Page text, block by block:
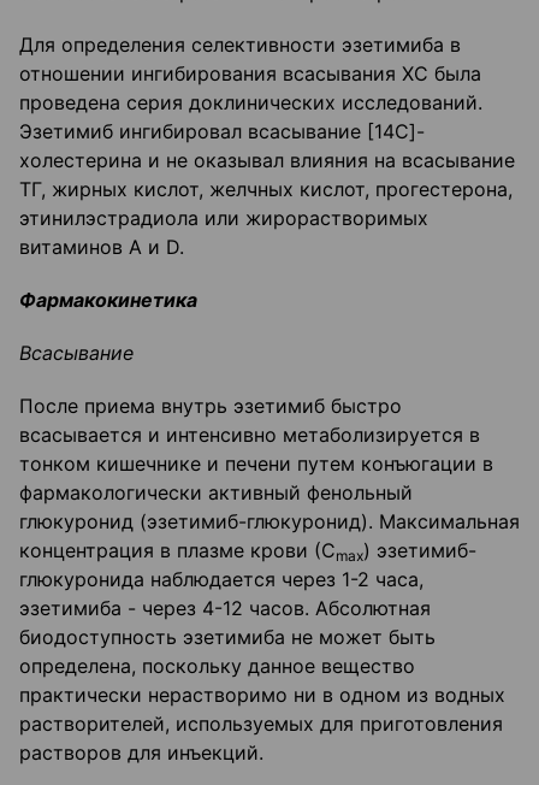
Для определения селективности эзетимиба в
отношении ингибирования всасывания ХС была
проведена серия доклинических исследований.
Эзетимиб ингибировал всасывание [14С]-
холестерина и не оказывал влияния на всасывание
ТГ, жирных кислот, желчных кислот, прогестерона,
этинилэстрадиола или жирорастворимых
витаминов А и D.
Фармакокинетика
Всасывание
После приема внутрь эзетимиб быстро
всасывается и интенсивно метаболизируется в
тонком кишечнике и печени путем конъюгации в
фармакологически активный фенольный
глюкуронид (эзетимиб-глюкуронид). Максимальная
концентрация в плазме крови (Сmах) эзетимиб-
глюкуронида наблюдается через 1-2 часа,
эзетимиба - через 4-12 часов. Абсолютная
биодоступность эзетимиба не может быть
определена, поскольку данное вещество
практически нерастворимо ни в одном из водных
растворителей, используемых для приготовления
растворов для инъекций.